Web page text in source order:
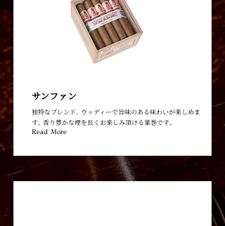
サンファン
独特なブレンド､ ウッディーで旨味のある味わいが楽しめま
す｡ 香り豊かな煙を長くお楽しみ頂ける葉巻です｡
Read More